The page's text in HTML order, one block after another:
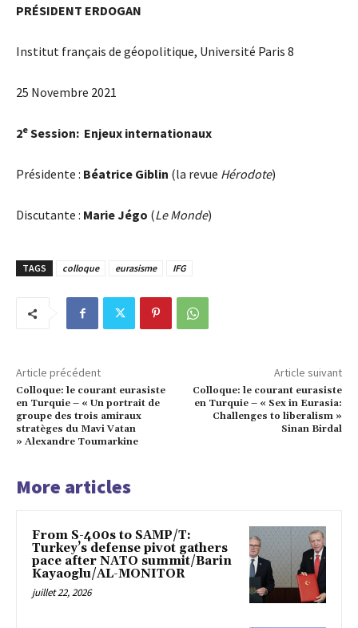
PRÉSIDENT ERDOGAN
Institut français de géopolitique, Université Paris 8
25 Novembre 2021
2e Session: Enjeux internationaux
Présidente : Béatrice Giblin (la revue Hérodote)
Discutante : Marie Jégo (Le Monde)
TAGS colloque eurasisme IFG
Article précédent
Colloque: le courant eurasiste
en Turquie – « Un portrait de
groupe des trois amiraux
stratèges du Mavi Vatan
» Alexandre Toumarkine
Article suivant
Colloque: le courant eurasiste
en Turquie – « Sex in Eurasia:
Challenges to liberalism »
Sinan Birdal
More articles
From S-400s to SAMP/T:
Turkey’s defense pivot gathers
pace after NATO summit/Barin
Kayaoglu/AL-MONITOR
juillet 22, 2026